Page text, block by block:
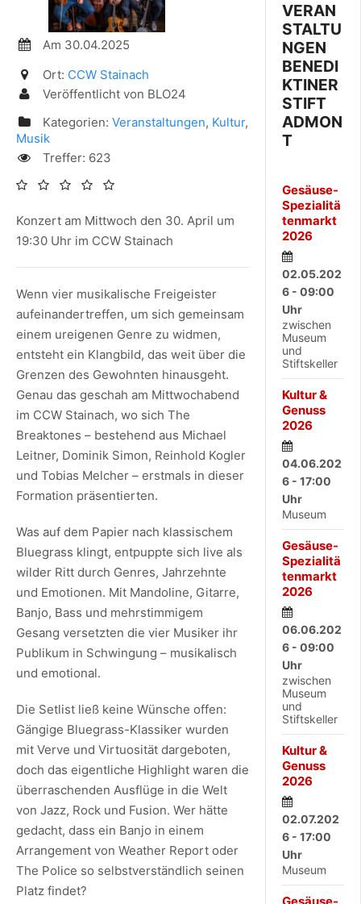
Am 30.04.2025
Ort: CCW Stainach
Veröffentlicht von BLO24
Kategorien: Veranstaltungen, Kultur,
Musik
Treffer: 623
Konzert am Mittwoch den 30. April um
19:30 Uhr im CCW Stainach
Wenn vier musikalische Freigeister
aufeinandertreffen, um sich gemeinsam
einem ureigenen Genre zu widmen,
entsteht ein Klangbild, das weit über die
Grenzen des Gewohnten hinausgeht.
Genau das geschah am Mittwochabend
im CCW Stainach, wo sich The
Breaktones – bestehend aus Michael
Leitner, Dominik Simon, Reinhold Kogler
und Tobias Melcher – erstmals in dieser
Formation präsentierten.
Was auf dem Papier nach klassischem
Bluegrass klingt, entpuppte sich live als
wilder Ritt durch Genres, Jahrzehnte
und Emotionen. Mit Mandoline, Gitarre,
Banjo, Bass und mehrstimmigem
Gesang versetzten die vier Musiker ihr
Publikum in Schwingung – musikalisch
und emotional.
Die Setlist ließ keine Wünsche offen:
Gängige Bluegrass-Klassiker wurden
mit Verve und Virtuosität dargeboten,
doch das eigentliche Highlight waren die
überraschenden Ausflüge in die Welt
von Jazz, Rock und Fusion. Wer hätte
gedacht, dass ein Banjo in einem
Arrangement von Weather Report oder
The Police so selbstverständlich seinen
Platz findet?
VERAN
STALTU
NGEN
BENEDI
KTINER
STIFT
ADMON
T
Gesäuse-
Spezialitä
tenmarkt
2026
02.05.202
6 - 09:00
Uhr
zwischen
Museum
und
Stiftskeller
Kultur &
Genuss
2026
04.06.202
6 - 17:00
Uhr
Museum
Gesäuse-
Spezialitä
tenmarkt
2026
06.06.202
6 - 09:00
Uhr
zwischen
Museum
und
Stiftskeller
Kultur &
Genuss
2026
02.07.202
6 - 17:00
Uhr
Museum